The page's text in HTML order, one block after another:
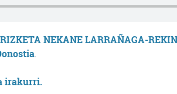
NEKANE LARRAÑAGA-
irakurri.